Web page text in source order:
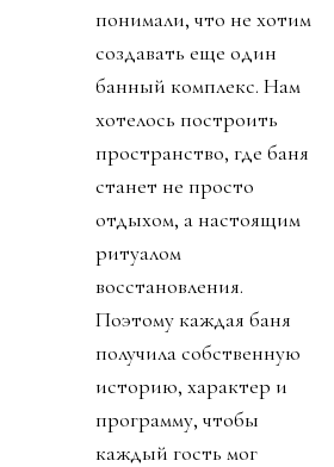
понимали, что не хотим
создавать еще один
банный комплекс. Нам
хотелось построить
пространство, где баня
станет не просто
отдыхом, а настоящим
ритуалом
восстановления.
Поэтому каждая баня
получила собственную
историю, характер и
программу, чтобы
каждый гость мог